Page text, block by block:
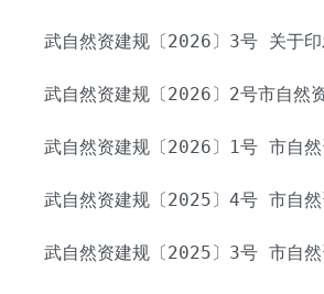
武自然资建规〔2026〕3号 关
武自然资建规〔2026〕2号市自
武自然资建规〔2026〕1号 市
武自然资建规〔2025〕4号 市自
武自然资建规〔2025〕3号 市自